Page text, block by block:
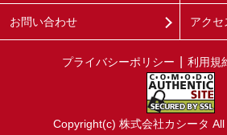
お問い合わせ アクセ
プライバシーポリシー 利用規
Copyright(c) 株式会社カシータ All